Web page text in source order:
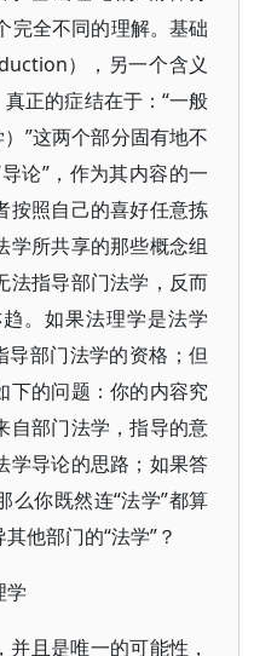
完全不同的理解。基础
），另一个含义
正的症结在于：“一般
”这两个部分固有地不
论”，作为其内容的一
按照自己的喜好任意拣
学所共享的那些概念组
法指导部门法学，反而
。如果法理学是法学
导部门法学的资格；但
下的问题：你的内容究
自部门法学，指导的意
学导论的思路；如果答
么你既然连“法学”都算
他部门的“法学”？
学
且是唯一的可能性，